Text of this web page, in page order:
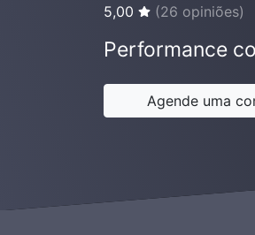
5,00 (26 opiniões)
Performance
Agende uma